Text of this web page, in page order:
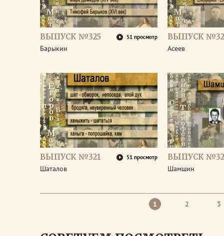
ВЫПУСК №325 51 просмотр
Барыкин
ВЫПУСК
Асеев
ВЫПУСК №321 51 просмотр
Шаталов
ВЫПУСК
Шамшин
1 2 3